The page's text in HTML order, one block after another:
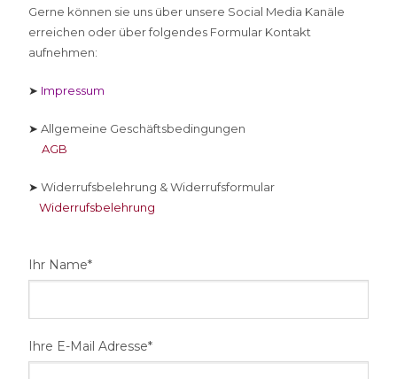
Gerne können sie uns über unsere Social Media Kanäle
erreichen oder über folgendes Formular Kontakt
aufnehmen:
➤ Impressum
➤ Allgemeine Geschäftsbedingungen
AGB
➤Widerrufsbelehrung & Widerrufsformular
Widerrufsbelehrung
Ihr Name*
Ihre E-Mail Adresse*